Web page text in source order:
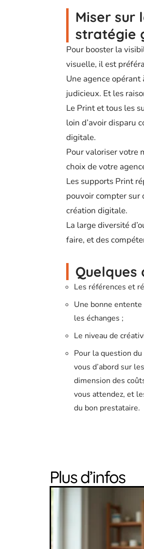
Miser sur
stratégie
Pour booster la
visuelle, il est
Une agence opérant
judicieux. Et les
Le Print et tous les
loin d’avoir disparu
digitale.
Pour valoriser votre
choix de votre
Les supports Print
pouvoir compter sur
création digitale.
La large diversité
faire, et des
Les références et
Une bonne
les échanges ;
Le niveau de
Pour la question
vous d’abord sur
dimension des
vous attendez, et
du bon prestataire.
Plus d’infos